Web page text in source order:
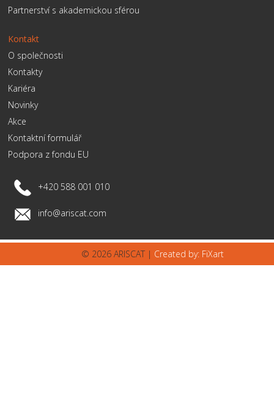
Partnerství s akademickou sférou
Kontakt
O společnosti
Kontakty
Kariéra
Novinky
Akce
Kontaktní formulář
Podpora z fondu EU
+420 588 001 010
info@ariscat.com
© 2026 ARISCAT | Created by: FiXart